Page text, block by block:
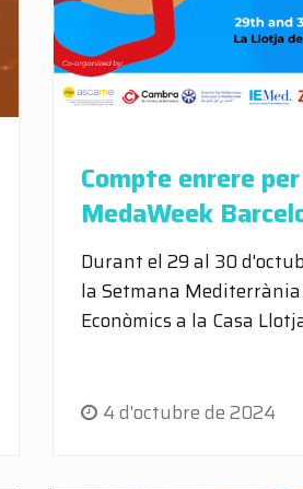
Compte enrere
MedaWeek
Durant el 29 al 30
la Setmana Mediterrània
Econòmics a la Casa
4 d'octubre de 2024